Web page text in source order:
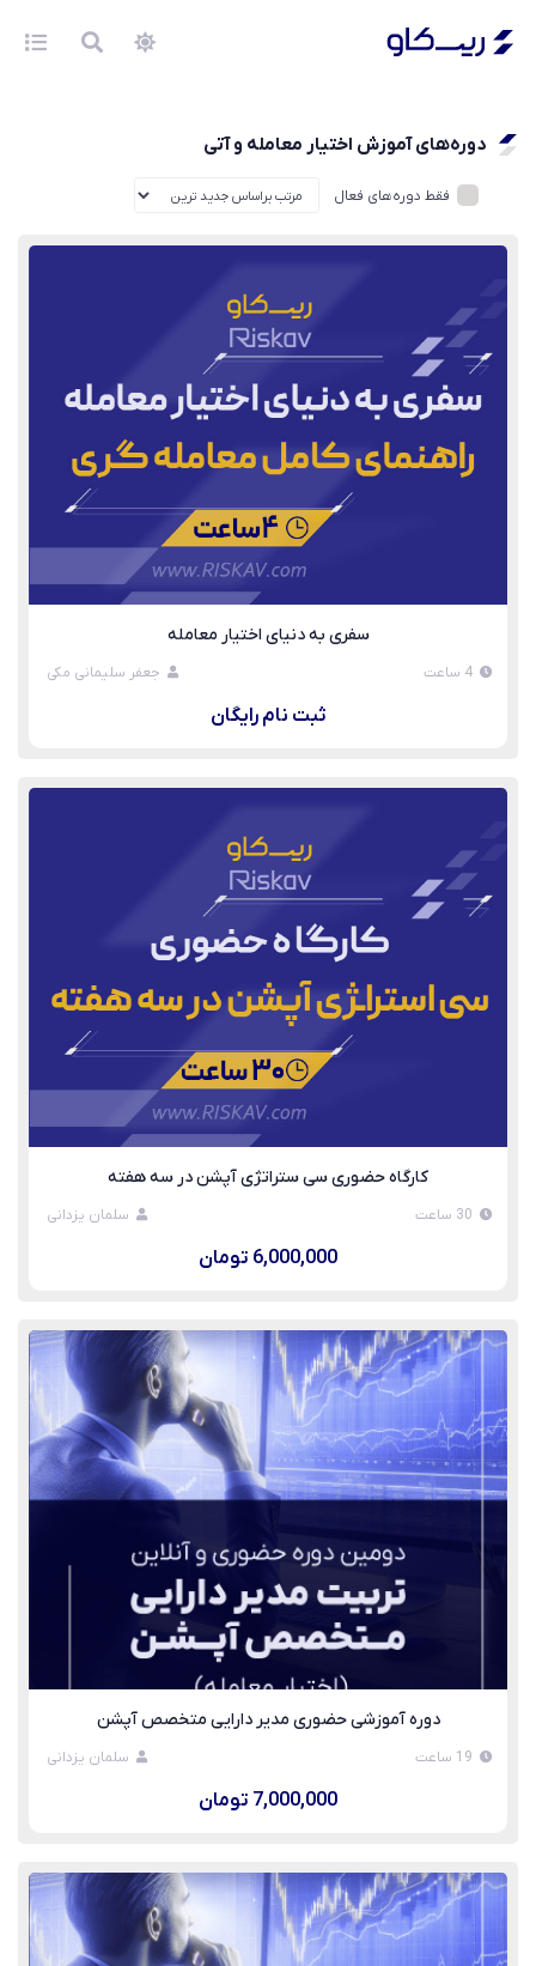
دوره‌های آموزش اختیار معامله و آتی
فقط دوره‌های فعال
سفری به دنیای اختیار معامله
4 ساعت جعفر سلیمانی مکی
ثبت نام رایگان
کارگاه حضوری سی ستراتژی آپشن در سه هفته
30 ساعت سلمان یزدانی
6,000,000 تومان
دوره آموزشی حضوری مدیر دارایی متخصص آپشن
19 ساعت سلمان یزدانی
7,000,000 تومان